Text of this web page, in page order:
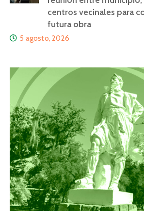
centros vecinales para
futura obra
5 agosto, 2026